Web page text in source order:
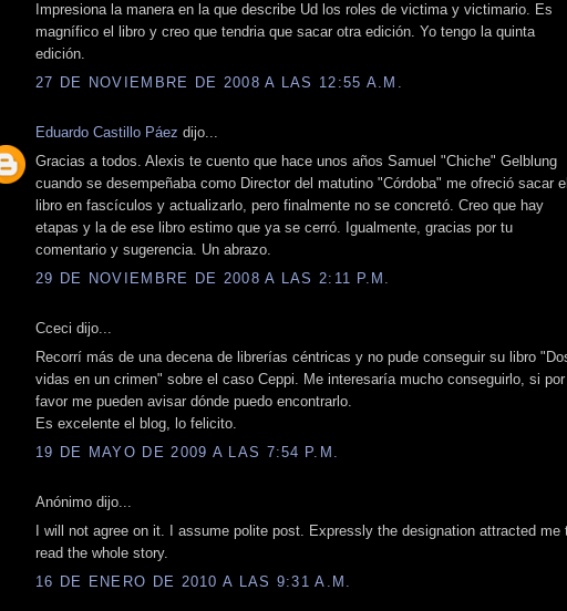
Impresiona la manera en la que describe Ud los roles de victima y victimario. Es
magnífico el libro y creo que tendria que sacar otra edición. Yo tengo la quinta
edición.
27 DE NOVIEMBRE DE 2008 A LAS 12:55 A.M.
Eduardo Castillo Páez dijo...
Gracias a todos. Alexis te cuento que hace unos años Samuel "Chiche" Gelblung
cuando se desempeñaba como Director del matutino "Córdoba" me ofreció sacar el
libro en fascículos y actualizarlo, pero finalmente no se concretó. Creo que hay
etapas y la de ese libro estimo que ya se cerró. Igualmente, gracias por tu
comentario y sugerencia. Un abrazo.
29 DE NOVIEMBRE DE 2008 A LAS 2:11 P.M.
Cceci dijo...
Recorrí más de una decena de librerías céntricas y no pude conseguir su libro
vidas en un crimen" sobre el caso Ceppi. Me interesaría mucho conseguirlo, si por
favor me pueden avisar dónde puedo encontrarlo.
Es excelente el blog, lo felicito.
19 DE MAYO DE 2009 A LAS 7:54 P.M.
Anónimo dijo...
I will not agree on it. I assume polite post. Expressly the designation attracted me
read the whole story.
16 DE ENERO DE 2010 A LAS 9:31 A.M.